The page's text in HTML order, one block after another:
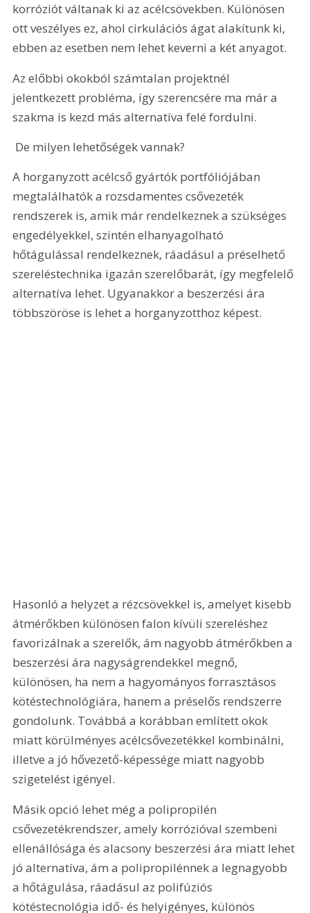
korróziót váltanak ki az acélcsövekben. Különösen
ott veszélyes ez, ahol cirkulációs ágat alakítunk ki,
ebben az esetben nem lehet keverni a két anyagot.
Az előbbi okokból számtalan projektnél
jelentkezett probléma, így szerencsére ma már a
szakma is kezd más alternatíva felé fordulni.
De milyen lehetőségek vannak?
A horganyzott acélcső gyártók portfóliójában
megtalálhatók a rozsdamentes csővezeték
rendszerek is, amik már rendelkeznek a szükséges
engedélyekkel, szintén elhanyagolható
hőtágulással rendelkeznek, ráadásul a préselhető
szereléstechnika igazán szerelőbarát, így megfelelő
alternatíva lehet. Ugyanakkor a beszerzési ára
többszöröse is lehet a horganyzotthoz képest.
Hasonló a helyzet a rézcsövekkel is, amelyet kisebb
átmérőkben különösen falon kívüli szereléshez
favorizálnak a szerelők, ám nagyobb átmérőkben a
beszerzési ára nagyságrendekkel megnő,
különösen, ha nem a hagyományos forrasztásos
kötéstechnológiára, hanem a préselős rendszerre
gondolunk. Továbbá a korábban említett okok
miatt körülményes acélcsővezetékkel kombinálni,
illetve a jó hővezető-képessége miatt nagyobb
szigetelést igényel.
Másik opció lehet még a polipropilén
csővezetékrendszer, amely korrózióval szembeni
ellenállósága és alacsony beszerzési ára miatt lehet
jó alternatíva, ám a polipropilénnek a legnagyobb
a hőtágulása, ráadásul az polifúziós
kötéstecnológia idő- és helyigényes, különös